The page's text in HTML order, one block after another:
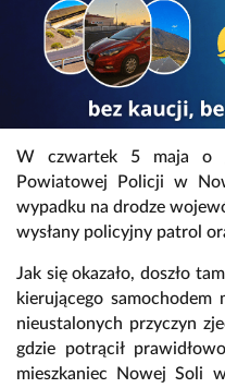
W czwartek 5 maja o
Powiatowej Policji w
wypadku na drodze
wysłany policyjny patrol
Jak się okazało, doszło
kierującego
nieustalonych przyczyn
gdzie potrącił
mieszkaniec Nowej Soli